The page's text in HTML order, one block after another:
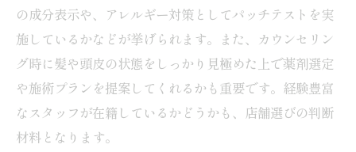
カラー専門店で叶う長持ちするオーガニッ
クカラー
オーガニックカラーの色持ちと健康的な髪
の両立法
白髪染めを長持ちさせる専門店のケア方法
の成分表示や、アレルギー対策としてパッチテストを実
施しているかなどが挙げられます。また、カウンセリン
グ時に髪や頭皮の状態をしっかり見極めた上で薬剤選定
や施術プランを提案してくれるかも重要です。経験豊富
なスタッフが在籍しているかどうかも、店舗選びの判断
材料となります。